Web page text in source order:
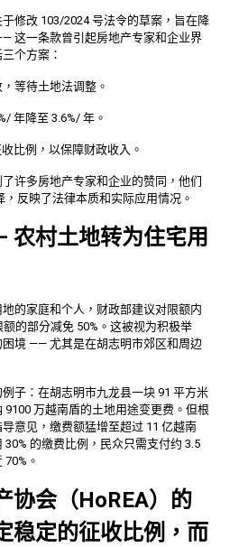
修改 103/2024 号法令的草案，旨在降
这一条款曾引起房地产专家和企业界
个方案：
等待土地法调整。
年降至 3.6%/ 年。
比例，以保障财政收入。
许多房地产专家和企业的赞同，他们
，反映了法律本质和实际应用情况。
农村土地转为住宅用
的家庭和个人，财政部建议对限额内
的部分减免 50%。这被视为积极举
境 —— 尤其是在胡志明市郊区和周边
子：在胡志明市九龙县一块 91 平方米
万越南盾的土地用途变更费。但根
意见，缴费额猛增至超过 11 亿越南
的缴费比例，民众只需支付约 3.5
。
协会（HoREA）的
稳定的征收比例，而